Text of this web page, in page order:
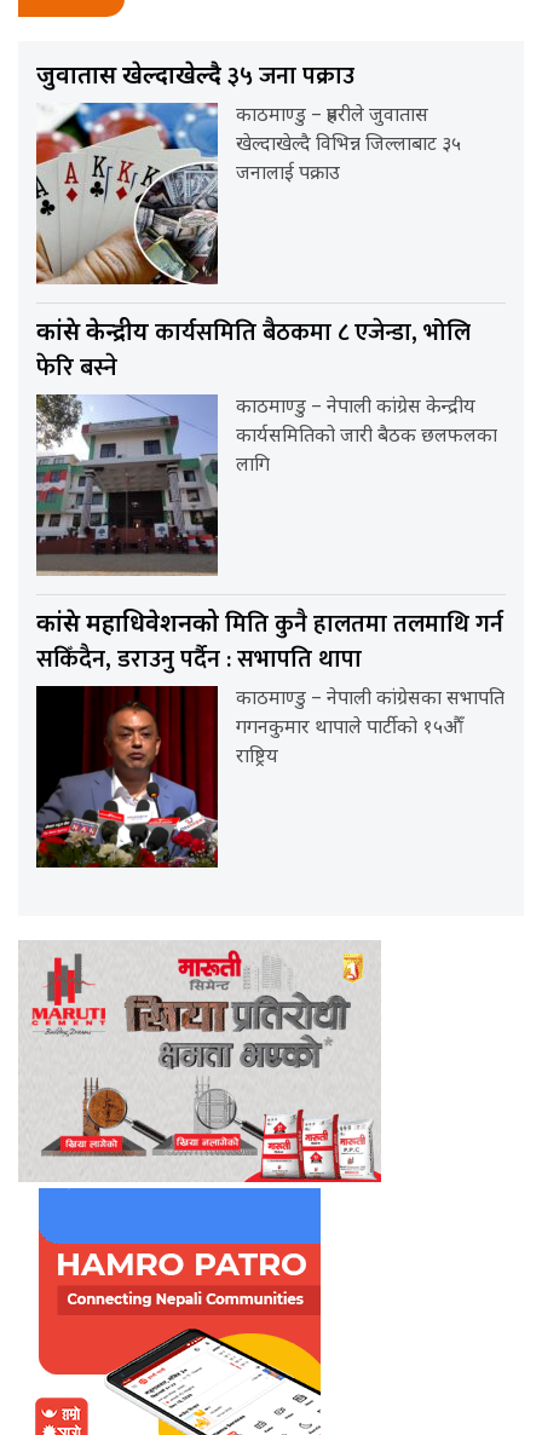
जुवातास खेल्दाखेल्दै३५ जना पक्राउ
काठमाण्डु – प्रहरीले जुवातास
खेल्दाखेल्दै विभिन्न जिल्लाबाट ३५
जनालाई पक्राउ
कांग्रेस केन्द्रीयकार्यसमिति बैठकमा ८ एजेन्डा, भोलि
फेरि बस्ने
काठमाण्डु – नेपाली कांग्रेस केन्द्रीय
कार्यसमितिको जारी बैठक छलफलका
लागि
कांग्रेस महाधिवेशनकोमिति कुनै हालतमा तलमाथि गर्न
सकिँदैन, डराउनु पर्दैन : सभापति थापा
काठमाण्डु – नेपाली कांग्रेसका सभापति
गगनकुमार थापाले पार्टीको १५औँ
राष्ट्रिय